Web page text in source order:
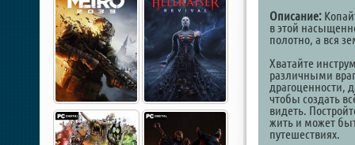
Описание:
в этой
полотно, а вся
Хватайте
различными
драгоценности,
чтобы создать
видеть.
жить и может
путешествиях.